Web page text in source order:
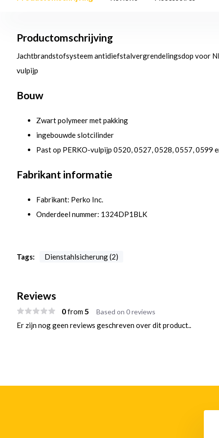
Productomschrijving
Jachtbrandstofsysteem antidiefstalvergrendelingsdop voor
vulpijp
Bouw
Zwart polymeer met pakking
ingebouwde slotcilinder
Past op PERKO-vulpijp 0520, 0527, 0528, 0557, 0599
Fabrikant informatie
Fabrikant: Perko Inc.
Onderdeel nummer: 1324DP1BLK
Tags: Dienstahlsicherung (2)
Reviews
0from5 Based on 0 reviews
Er zijn nog geen reviews geschreven over dit product..